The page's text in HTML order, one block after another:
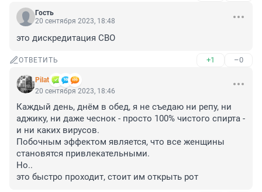
Гость
20 сентября 2023, 18:48
это дискредитация СВО
ОТВЕТИТЬ +1 –0
Pilat
20 сентября 2023, 18:46
Каждый день, днём в обед, я не съедаю ни репу, ни
аджику, ни даже чеснок - просто 100% чистого спирта -
и ни каких вирусов.
Побочным эффектом является, что все женщины
становятся привлекательными.
Но..
это быстро проходит, стоит им открыть рот